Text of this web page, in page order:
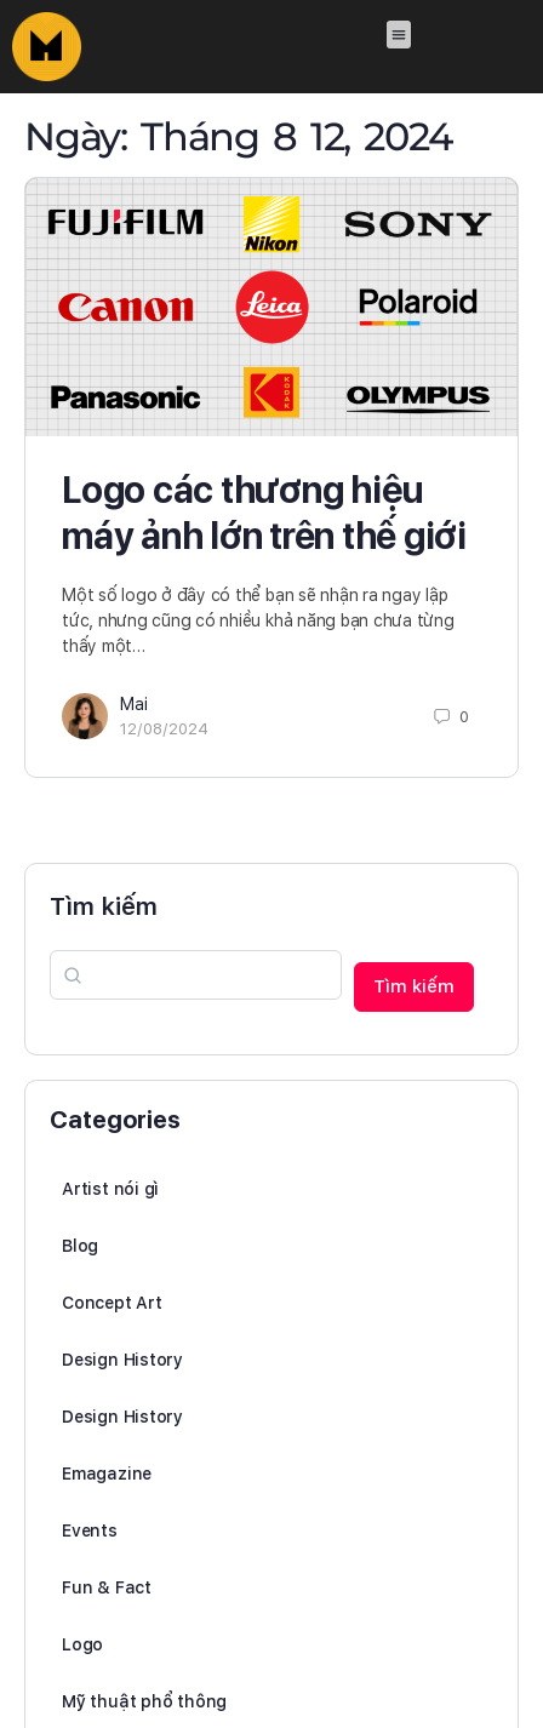
Ngày: Tháng 8 12, 2024
Logo các thương hiệu
máy ảnh lớn trên thế giới
Một số logo ở đây có thể bạn sẽ nhận ra ngay lập
tức, nhưng cũng có nhiều khả năng bạn chưa từng
thấy một…
Mai
12/08/2024
0
Tìm kiếm
Tìm kiếm
Categories
Artist nói gì
Blog
Concept Art
Design History
Design History
Emagazine
Events
Fun & Fact
Logo
Mỹ thuật phổ thông